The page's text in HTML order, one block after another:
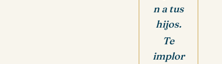
n a tus
hijos.
Te
implor